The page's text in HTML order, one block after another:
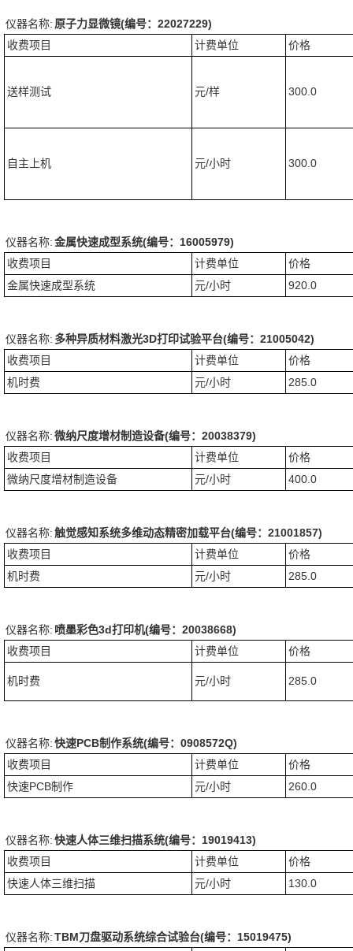
仪器名称: 原子力显微镜(编号：22027229)
收费项目
计费单位 价格
送样测试 元/样 300.0
自主上机 元/小时 300.0
仪器名称:金属快速成型系统(编号：16005979)
收费项目
计费单位
价格
金属快速成型系统
元/小时 920.0
仪器名称: 多种异质材料激光3D打印试验平台(编号：21005042)
收费项目
计费单位
价格
机时费
元/小时 285.0
仪器名称:微纳尺度增材制造设备(编号：20038379)
收费项目
计费单位
价格
微纳尺度增材制造设备
元/小时 400.0
仪器名称:触觉感知系统多维动态精密加载平台(编号：21001857)
收费项目
计费单位
价格
机时费
元/小时 285.0
仪器名称: 喷墨彩色3d打印机(编号：20038668)
收费项目
计费单位 价格
机时费 元/小时 285.0
仪器名称:快速PCB制作系统(编号：0908572Q)
收费项目
计费单位
价格
快速PCB制作
元/小时 260.0
仪器名称:快速人体三维扫描系统(编号：19019413)
收费项目
计费单位
价格
快速人体三维扫描
元/小时 130.0
仪器名称:TBM刀盘驱动系统综合试验台(编号：15019475)